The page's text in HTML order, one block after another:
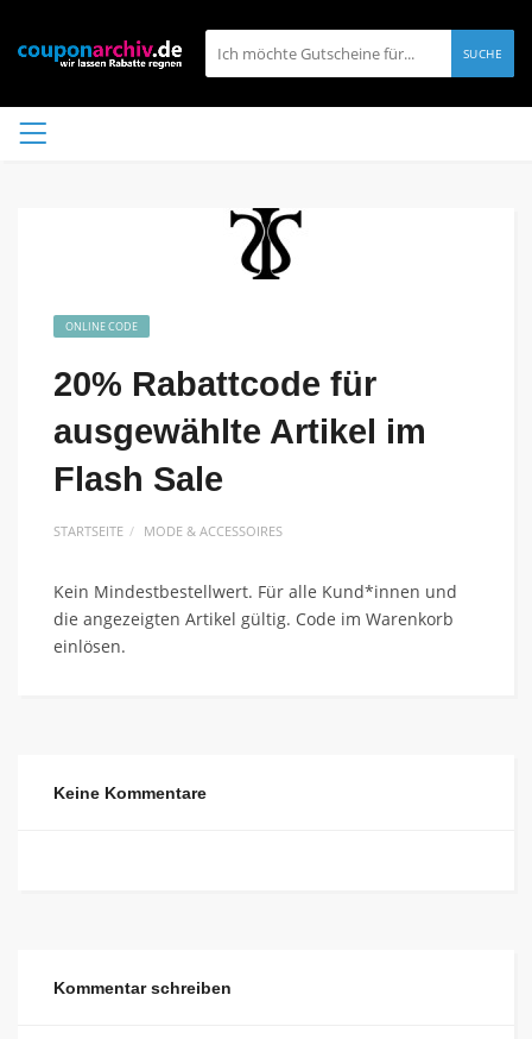
SUCHE
ONLINE CODE
20% Rabattcode für
ausgewählte Artikel im
Flash Sale
STARTSEITE MODE & ACCESSOIRES
Kein Mindestbestellwert. Für alle Kund*innen und
die angezeigten Artikel gültig. Code im Warenkorb
einlösen.
Keine Kommentare
Kommentar schreiben